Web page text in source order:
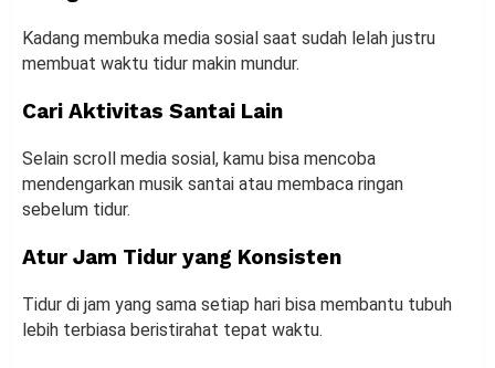
Kadang membuka media sosial saat sudah lelah justru
membuat waktu tidur makin mundur.
Cari Aktivitas Santai Lain
Selain scroll media sosial, kamu bisa mencoba
mendengarkan musik santai atau membaca ringan
sebelum tidur.
Atur Jam Tidur yang Konsisten
Tidur di jam yang sama setiap hari bisa membantu tubuh
lebih terbiasa beristirahat tepat waktu.